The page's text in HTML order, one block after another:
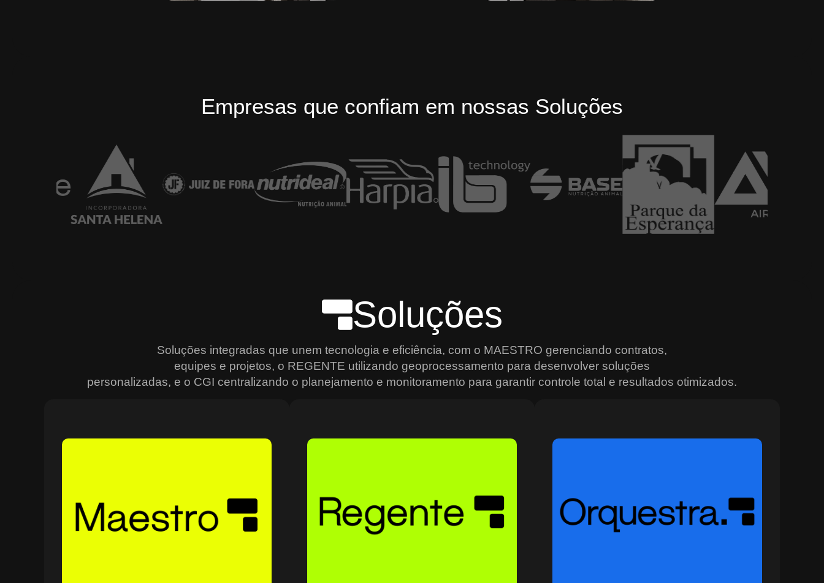
Empresas que confiam em nossas Soluções
Soluções
Soluções integradas que unem tecnologia e eficiência, com o MAESTRO gerenciando contratos,
equipes e projetos, o REGENTE utilizando geoprocessamento para desenvolver soluções
personalizadas, e o CGI centralizando o planejamento e monitoramento para garantir controle total e resultados otimizados.
de forma integrada e eficiente. Ideal para empresas que
enfrentam dificuldades em centralizar informações e
acompanhar o progresso de atividades críticas, o
agilidade na análise e gestão de dados geoespaciais.
Usando geoprocessamento de alta precisão, ele permite
mapear, monitorar e planejar operações de forma
multiagência, ela conecta sistemas, sensores e equipes
em tempo real, promovendo decisões mais rápidas e
eficazes. Com recursos avançados de monitoramento,